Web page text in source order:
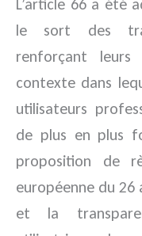
L’article 66 a été
le sort des
renforçant
contexte dans
utilisateurs
de plus en plus
proposition de
européenne du 26
et la